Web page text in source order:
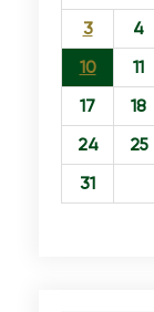
3
4
10
11
17
18
24
25
31